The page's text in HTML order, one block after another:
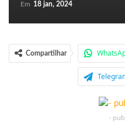
Em 18 jan, 2024
Compartilhar
-